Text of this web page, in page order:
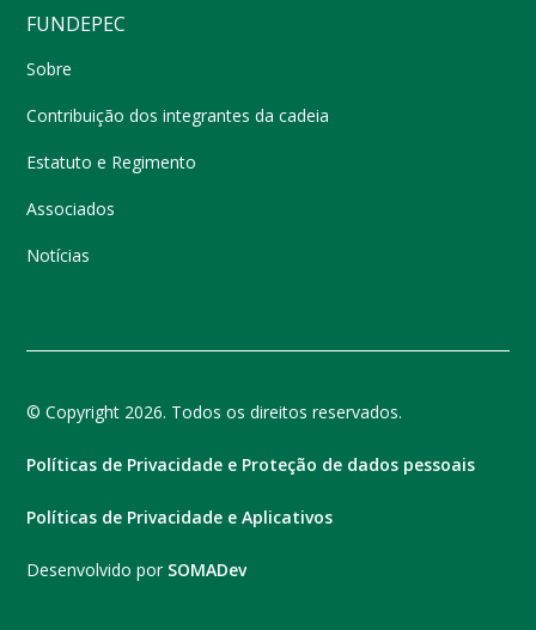
FUNDEPEC
Sobre
Contribuição dos integrantes da cadeia
Estatuto e Regimento
Associados
Notícias
© Copyright 2026. Todos os direitos reservados.
Políticas de Privacidade e Proteção de dados pessoais
Políticas de Privacidade e Aplicativos
Desenvolvido por SOMADev